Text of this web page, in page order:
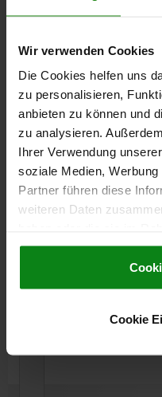
Wir verwenden Cookies
Die Cookies helfen uns
zu personalisieren,
anbieten zu können und
zu analysieren.
Ihrer Verwendung
soziale Medien,
Partner führen diese
weiteren Daten
gesammelt haben.
Cookie
TÉLÉCHARGEMENTS
05540
Contre-crochets pour